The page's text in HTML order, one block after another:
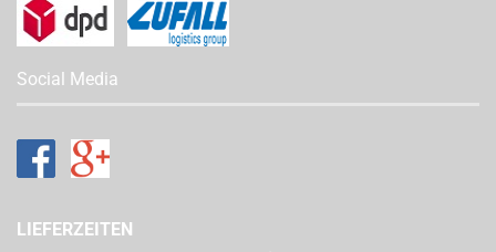
Social Media
LIEFERZEITEN